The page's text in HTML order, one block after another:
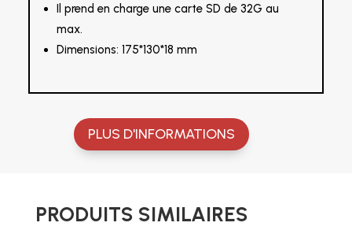
Il prend en charge une carte SD de 32G au
max.
Dimensions: 175*130*18 mm
PLUS D'INFORMATIONS
PRODUITS SIMILAIRES